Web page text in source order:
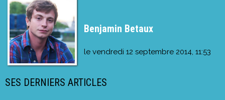
Benjamin Betaux
le vendredi 12 septembre 2014, 11:53
SES DERNIERS ARTICLES